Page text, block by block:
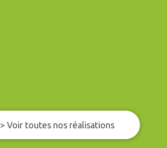
> Voir toutes nos réalisations